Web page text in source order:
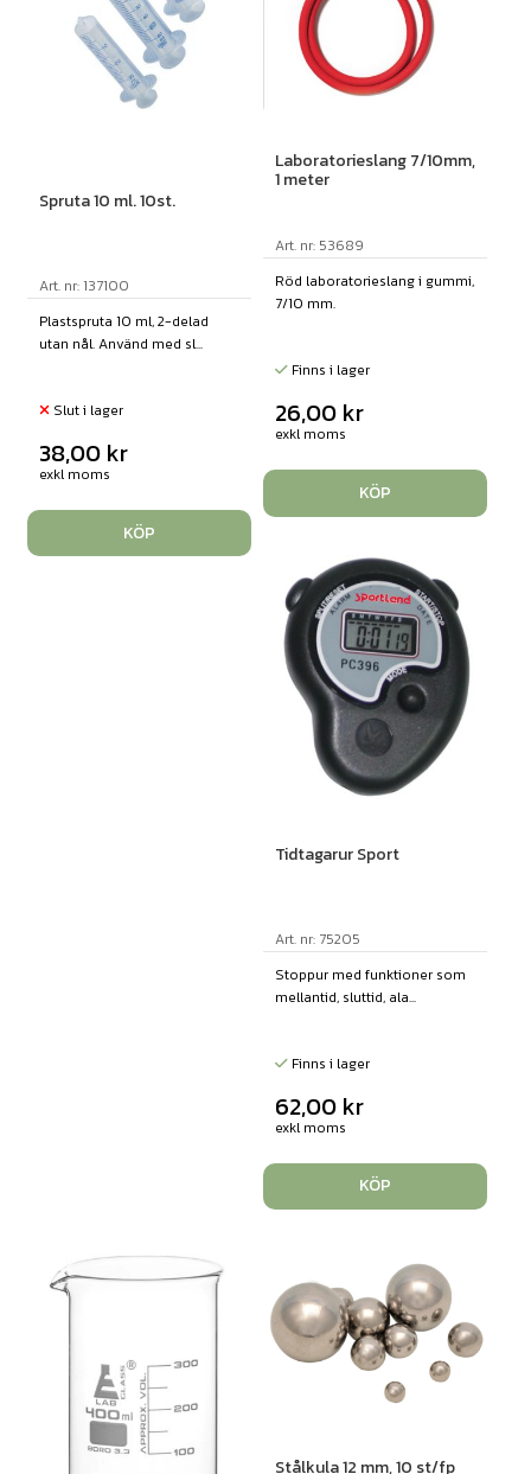
Spruta 10 ml. 10st.
Art. nr: 137100
Plastspruta 10 ml, 2-delad
utan nål. Använd med sl...
Slut i lager
38,00 kr
exkl moms
KÖP
Laboratorieslang 7/10mm,
1 meter
Art. nr: 53689
Röd laboratorieslang i gummi,
7/10 mm.
Finns i lager
26,00 kr
exkl moms
KÖP
Tidtagarur Sport
Art. nr: 75205
Stoppur med funktioner som
mellantid, sluttid, ala...
Finns i lager
62,00 kr
exkl moms
KÖP
Stålkula 12 mm, 10 st/fp